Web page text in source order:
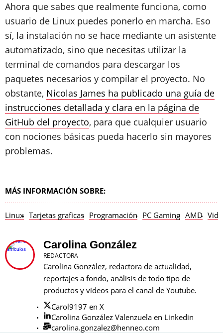
Ahora que sabes que realmente funciona, como
usuario de Linux puedes ponerlo en marcha. Eso
sí, la instalación no se hace mediante un asistente
automatizado, sino que necesitas utilizar la
terminal de comandos para descargar los
paquetes necesarios y compilar el proyecto. No
obstante, Nicolas James ha publicado una guía de
instrucciones detallada y clara en la página de
GitHub del proyecto, para que cualquier usuario
con nociones básicas pueda hacerlo sin mayores
problemas.
MÁS INFORMACIÓN SOBRE:
Linux Tarjetas graficas Programación PC Gaming AMD
Carolina González
REDACTORA
Carolina González, redactora de actualidad,
reportajes a fondo, análisis de todo tipo de
productos y vídeos para el canal de Youtube.
Carol9197 en X
Carolina González Valenzuela en Linkedin
carolina.gonzalez@henneo.com